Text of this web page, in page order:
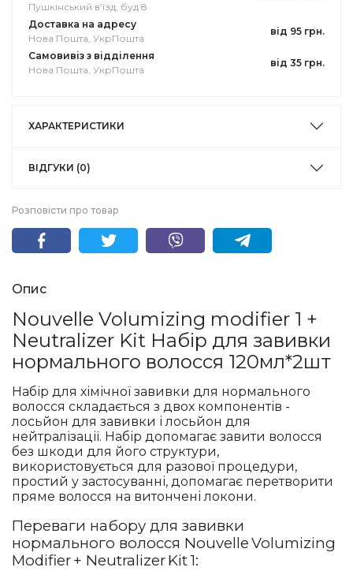
Пушкінський в’їзд, буд 8
Доставка на адресу
Нова Пошта, УкрПошта
від 95 грн.
Самовивіз з відділення
Нова Пошта, УкрПошта
від 35 грн.
ХАРАКТЕРИСТИКИ
ВІДГУКИ (0)
Розповісти про товар
Опис
Nouvelle Volumizing modifier 1 +
Neutralizer Kit Набір для завивки
нормального волосся 120мл*2шт
Набір для хімічної завивки для нормального
волосся складається з двох компонентів -
лосьйон для завивки і лосьйон для
нейтралізації. Набір допомагає завити волосся
без шкоди для його структури,
використовується для разової процедури,
простий у застосуванні, допомагає перетворити
пряме волосся на витончені локони.
Переваги набору для завивки
нормального волосся NouvelleVolumizing
Modifier+ NeutralizerKit1: